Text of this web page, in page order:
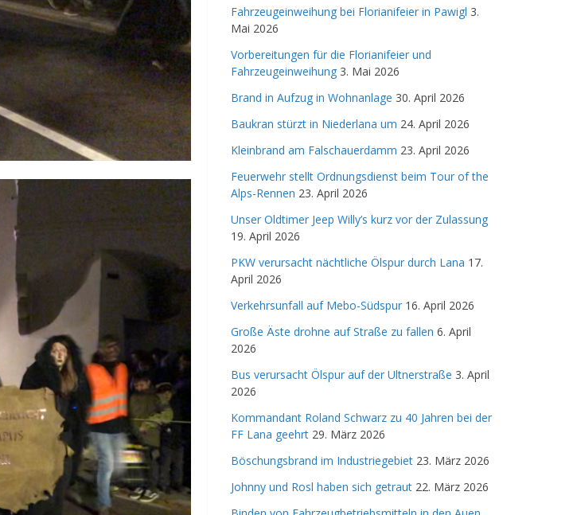
Fahrzeugeinweihung bei Florianifeier in Pawigl 3.
Mai 2026
Vorbereitungen für die Florianifeier und
Fahrzeugeinweihung 3. Mai 2026
Brand in Aufzug in Wohnanlage 30. April 2026
Baukran stürzt in Niederlana um 24. April 2026
Kleinbrand am Falschauerdamm 23. April 2026
Feuerwehr stellt Ordnungsdienst beim Tour of the
Alps-Rennen 23. April 2026
Unser Oldtimer Jeep Willy’s kurz vor der Zulassung
19. April 2026
PKW verursacht nächtliche Ölspur durch Lana 17.
April 2026
Verkehrsunfall auf Mebo-Südspur 16. April 2026
Große Äste drohne auf Straße zu fallen 6. April
2026
Bus verursacht Ölspur auf der Ultnerstraße 3. April
2026
Kommandant Roland Schwarz zu 40 Jahren bei der
FF Lana geehrt 29. März 2026
Böschungsbrand im Industriegebiet 23. März 2026
Johnny und Rosl haben sich getraut 22. März 2026